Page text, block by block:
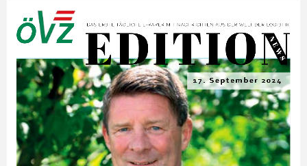
Z
Ö
17. September 2024
EDITION
DA S ERSTE TÄ GLICHE E-PAPER MIT NACHRICHTEN A US DER WEL T DER LOGISTIK
N E
W S